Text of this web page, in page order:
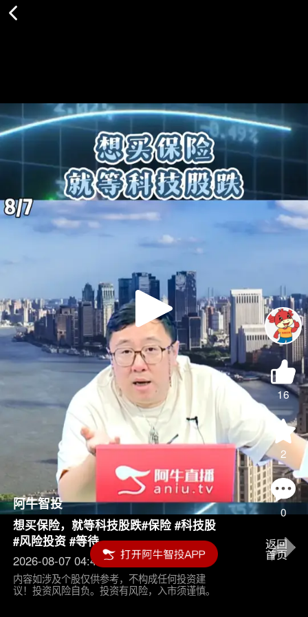
Play
Video
16
2
0
阿牛智投
想买保险，就等科技股跌#保险 #科技股
#风险投资 #等待
2026-08-07 04:45
内容如涉及个股仅供参考，不构成任何投资建
议！投资风险自负。投资有风险，入市须谨慎。